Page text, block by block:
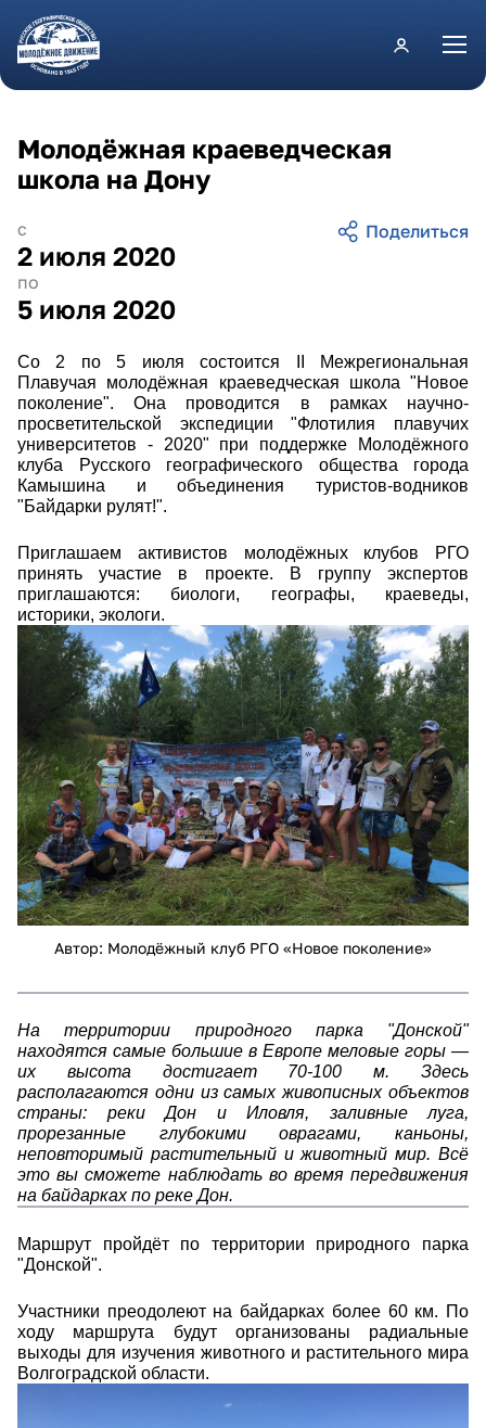
Перейти к основному содержанию
с
2 июля 2020
по
5 июля 2020
Молодёжная краеведческая
школа на Дону
Со 2 по 5 июля состоится II Межрегиональная
Плавучая молодёжная краеведческая школа "Новое
поколение". Она проводится в рамках научно-
просветительской экспедиции "Флотилия плавучих
университетов - 2020" при поддержке Молодёжного
клуба Русского географического общества города
Камышина и объединения туристов-водников
"Байдарки рулят!".
Приглашаем активистов молодёжных клубов РГО
принять участие в проекте. В группу экспертов
приглашаются: биологи, географы, краеведы,
историки, экологи.
fhaxgcrfsom_1.jpg
Автор: Молодёжный клуб РГО «Новое поколение»
На территории природного парка "Донской"
находятся самые большие в Европе меловые горы —
их высота достигает 70-100 м. Здесь
располагаются одни из самых живописных объектов
страны: реки Дон и Иловля, заливные луга,
прорезанные глубокими оврагами, каньоны,
неповторимый растительный и животный мир. Всё
это вы сможете наблюдать во время передвижения
на байдарках по реке Дон.
Маршрут пройдёт по территории природного парка
"Донской".
Участники преодолеют на байдарках более 60 км. По
ходу маршрута будут организованы радиальные
выходы для изучения животного и растительного мира
Волгоградской области.